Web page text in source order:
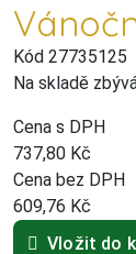
Kód 27735125
Na skladě
Cena s DPH
737,80 Kč
Cena bez DPH
609,76 Kč
Vložit do